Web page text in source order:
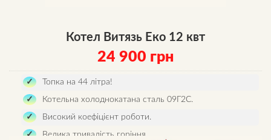
Котел Витязь Еко 12 квт
24 900 грн
Топка на 44 літра!
Котельна холоднокатана сталь 09Г2С.
Високий коефіцієнт роботи.
Велика тривалість горіння.